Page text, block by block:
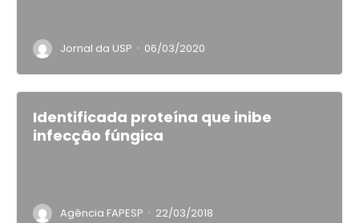
Jornal da USP · 06/03/2020
Identificada proteína que inibe
infecção fúngica
Agência FAPESP · 22/03/2018